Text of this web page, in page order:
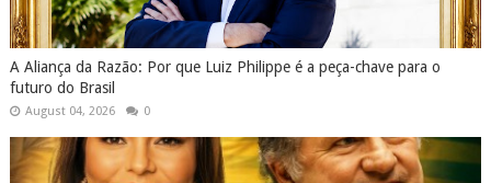
A Aliança da Razão: Por que Luiz Philippe é a peça-chave para o
futuro do Brasil
August 04, 2026 0